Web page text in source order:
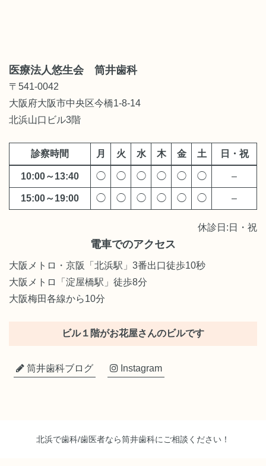
医療法人悠生会 筒井歯科
〒541-0042
大阪府大阪市中央区今橋1-8-14
北浜山口ビル3階
診察時間 月 火 水 木 金 土 日・祝
10:00～13:40 ◯ ◯ ◯ ◯ ◯ ◯ –
15:00～19:00 ◯ ◯ ◯ ◯ ◯ ◯ –
休診日:日・祝
電車でのアクセス
大阪メトロ・京阪「北浜駅」3番出口徒歩10秒
大阪メトロ「淀屋橋駅」徒歩8分
大阪梅田各線から10分
ビル１階がお花屋さんのビルです
筒井歯科ブログ Instagram
北浜で歯科/歯医者なら筒井歯科にご相談ください！